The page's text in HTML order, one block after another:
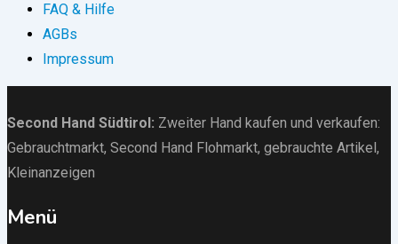
FAQ & Hilfe
AGBs
Impressum
Second Hand Südtirol : Zweiter Hand kaufen und verkaufen:
Gebrauchtmarkt, Second Hand Flohmarkt, gebrauchte Artikel ,
Kleinanzeigen
Menü